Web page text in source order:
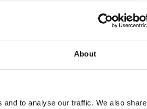
About
to analyse our traffic. We also share